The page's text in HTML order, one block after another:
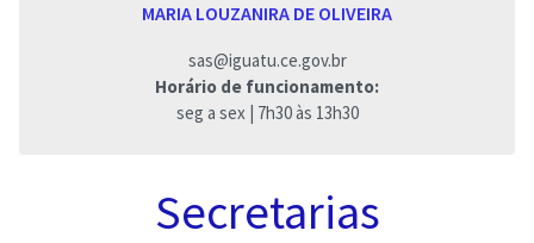
MARIA LOUZANIRA DE OLIVEIRA
sas@iguatu.ce.gov.br
Horário de funcionamento:
seg a sex | 7h30 às 13h30
Secretarias